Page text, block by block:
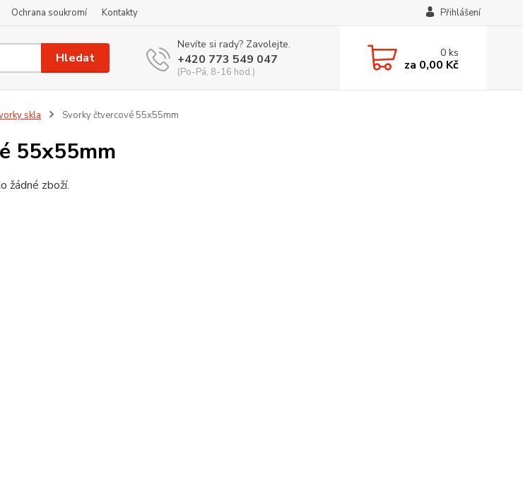
Ochrana soukromí Kontakty Přihlášení
Hledat
Nevíte si rady? Zavolejte.
+420 773 549 047
(Po-Pá, 8-16 hod.)
0ks
za 0,00 Kč
skla Svorky čtvercové 55x55mm
55x55mm
žádné zboží.